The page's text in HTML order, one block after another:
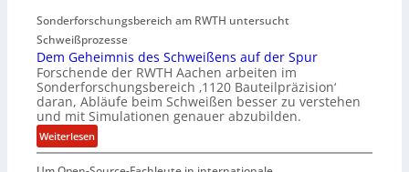
G
l
e
n
z
w
i
r
d
e
p
L
ü
b
e
r
n
Sonderforschungsbereich am RWTH untersucht
Schweißprozesse
Dem Geheimnis des Schweißens auf der Spur
Forschende der RWTH Aachen arbeiten im
Sonderforschungsbereich ‚1120 Bauteilpräzision‘
daran, Abläufe beim Schweißen besser zu verstehen
und mit Simulationen genauer abzubilden.
Weiterlesen:
D